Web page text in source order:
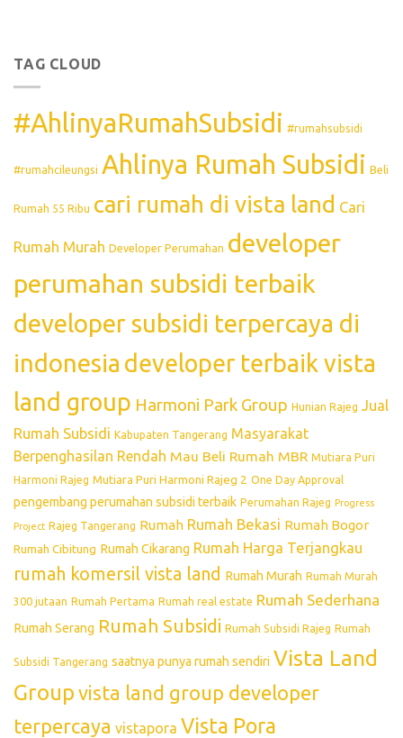
TAG CLOUD
#AhlinyaRumahSubsidi #rumahsubsidi
#rumahcileungsi Ahlinya Rumah Subsidi Beli
Rumah 55 Ribu cari rumah di vista land Cari
Rumah Murah Developer Perumahan developer
perumahan subsidi terbaik
developer subsidi terpercaya di
indonesia developer terbaik vista
land group Harmoni Park Group Hunian Rajeg Jual
Rumah Subsidi Kabupaten Tangerang Masyarakat
Berpenghasilan Rendah Mau Beli Rumah MBR Mutiara Puri
Harmoni Rajeg Mutiara Puri Harmoni Rajeg 2 One Day Approval
pengembang perumahan subsidi terbaik Perumahan Rajeg Progress
Project Rajeg Tangerang Rumah Rumah Bekasi Rumah Bogor
Rumah Cibitung Rumah Cikarang Rumah Harga Terjangkau
rumah komersil vista land Rumah Murah Rumah Murah
300 jutaan Rumah Pertama Rumah real estate Rumah Sederhana
Rumah Serang Rumah Subsidi Rumah Subsidi Rajeg Rumah
Subsidi Tangerang saatnya punya rumah sendiri Vista Land
Group vista land group developer
terpercaya vistapora Vista Pora